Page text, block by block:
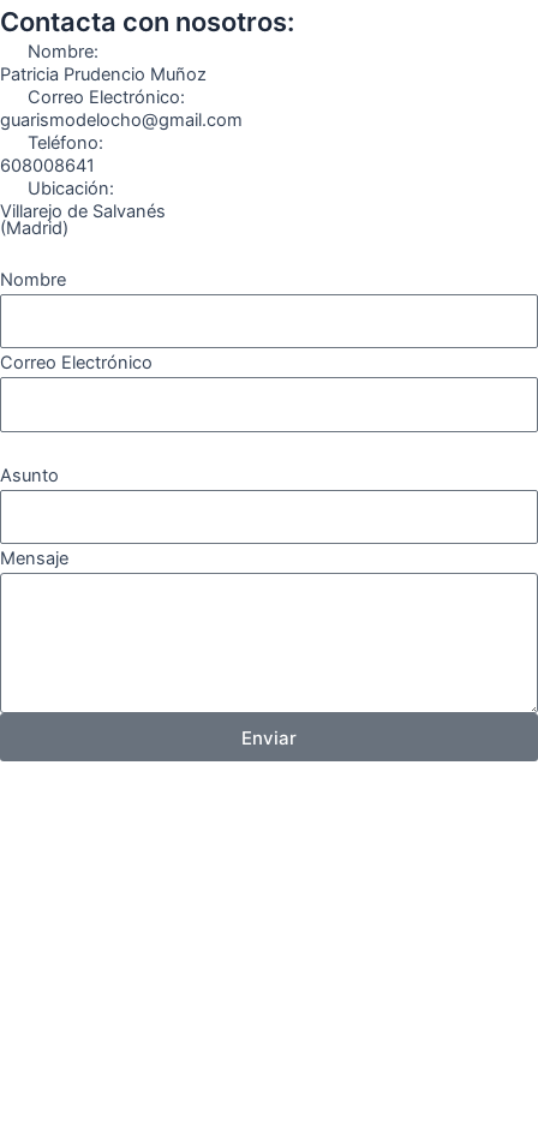
o
o
k
g
a
m
r
Contacta con nosotros:
Nombre:
Patricia Prudencio Muñoz
Correo Electrónico:
guarismodelocho@gmail.com
Teléfono:
608008641
Ubicación:
Villarejo de Salvanés
(Madrid)
Nombre
Correo Electrónico
Asunto
Mensaje
Enviar